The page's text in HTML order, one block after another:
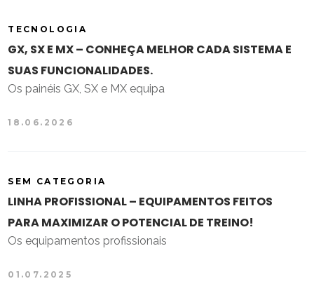
TECNOLOGIA
GX, SX E MX – CONHEÇA MELHOR CADA SISTEMA E
SUAS FUNCIONALIDADES.
Os painéis GX, SX e MX equipa
18.06.2026
SEM CATEGORIA
LINHA PROFISSIONAL – EQUIPAMENTOS FEITOS
PARA MAXIMIZAR O POTENCIAL DE TREINO!
Os equipamentos profissionais
01.07.2025